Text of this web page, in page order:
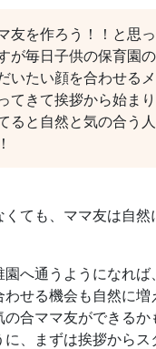
友を作ろう！！と思
が毎日子供の保育園
いたい顔を合わせる
てきて挨拶から始ま
ると自然と気の合う
くても、ママ友は自
へ通うようになれば
わせる機会も自然に
合ママ友ができるか
、まずは挨拶からス